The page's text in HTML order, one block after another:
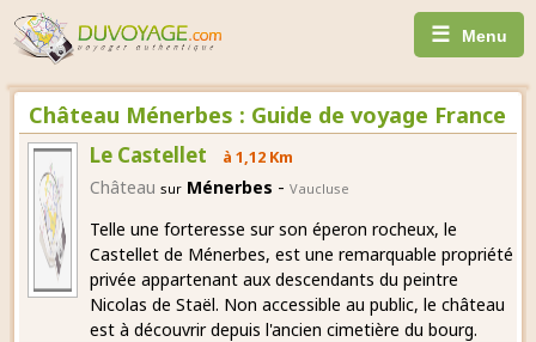
☰ Menu
Château Ménerbes : Guide de voyage France
Le Castellet à 1,12 Km
Château sur Ménerbes - Vaucluse
Telle une forteresse sur son éperon rocheux, le
Castellet de Ménerbes, est une remarquable propriété
privée appartenant aux descendants du peintre
Nicolas de Staël. Non accessible au public, le château
est à découvrir depuis l'ancien cimetière du bourg.